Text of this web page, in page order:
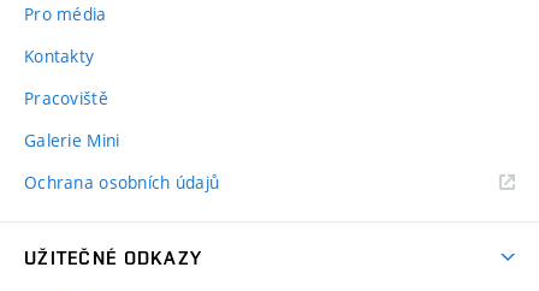
Pro média
Kontakty
Pracoviště
Galerie Mini
Ochrana osobních údajů
UŽITEČNÉ ODKAZY